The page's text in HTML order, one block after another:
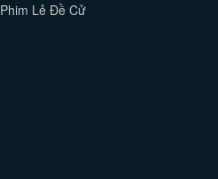
Phim Lẻ Đề Cử